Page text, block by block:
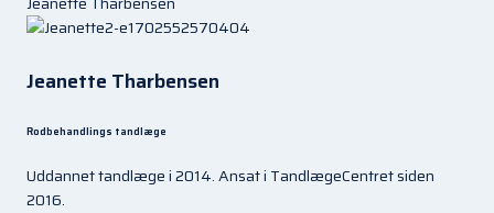
Jeanette Tharbensen
Rodbehandlings tandlæge
Uddannet tandlæge i 2014. Ansat i TandlægeCentret siden
2016.